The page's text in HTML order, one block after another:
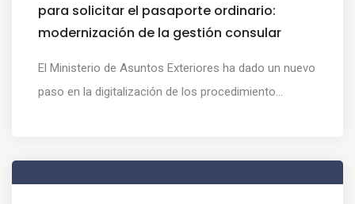
para solicitar el pasaporte ordinario:
modernización de la gestión consular
El Ministerio de Asuntos Exteriores ha dado un nuevo
paso en la digitalización de los procedimiento...